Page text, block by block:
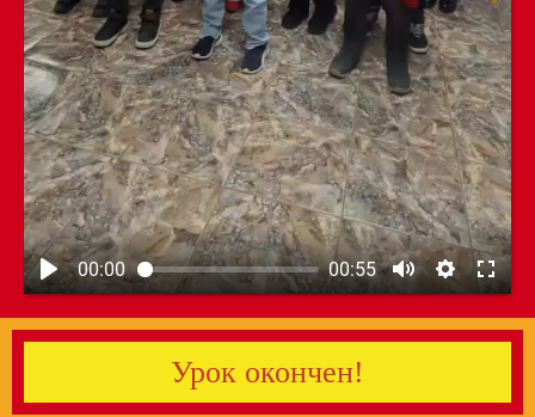
00:00 00:55
Урок окончен!